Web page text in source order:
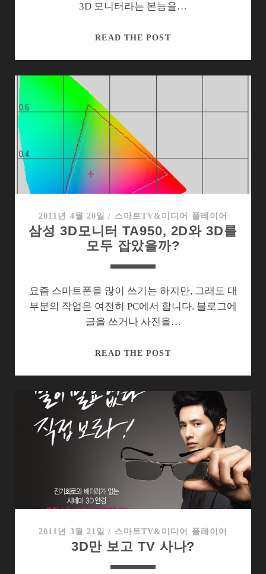
3D 모니터라는 본능을…
READ THE POSTTA950
크
3D
체
로
즐
법
2011년 4월 20일 / 스마트TV&미디어 플레이어
삼성 3D모니터 TA950, 2D와 3D를
모두 잡았을까?
요즘 스마트폰을 많이 쓰기는 하지만, 그래도 대
부분의 작업은 여전히 PC에서 합니다. 블로그에
글을 쓰거나 사진을…
READ THE POST삼
모
니
터
TA950,
2D
와
두
잡
2011년 3월 21일 / 스마트TV&미디어 플레이어
3D만 보고 TV 사나?